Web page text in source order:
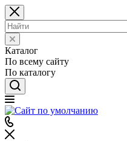
Каталог
По всему сайту
По каталогу